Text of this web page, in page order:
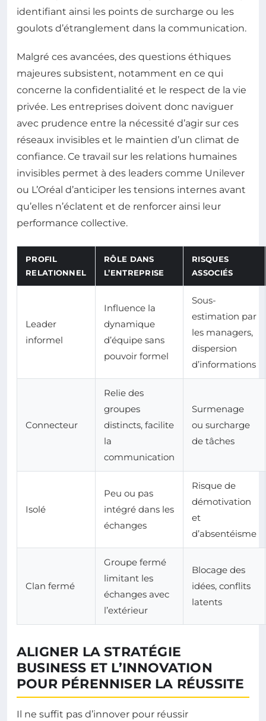
identifiant ainsi les points de surcharge ou les
goulots d’étranglement dans la communication.
Malgré ces avancées, des questions éthiques
majeures subsistent, notamment en ce qui
concerne la confidentialité et le respect de la vie
privée. Les entreprises doivent donc naviguer
avec prudence entre la nécessité d’agir sur ces
réseaux invisibles et le maintien d’un climat de
confiance. Ce travail sur les relations humaines
invisibles permet à des leaders comme Unilever
ou L’Oréal d’anticiper les tensions internes avant
qu’elles n’éclatent et de renforcer ainsi leur
performance collective.
PROFIL
RELATIONNEL
RÔLE DANS
L’ENTREPRISE
RISQUES
ASSOCIÉS
Leader
informel
Influence la
dynamique
d’équipe sans
pouvoir formel
Sous-
estimation par
les managers,
dispersion
d’informations
Connecteur
Relie des
groupes
distincts, facilite
la
communication
Surmenage
ou surcharge
de tâches
Isolé
Peu ou pas
intégré dans les
échanges
Risque de
démotivation
et
d’absentéisme
Clan fermé
Groupe fermé
limitant les
échanges avec
l’extérieur
Blocage des
idées, conflits
latents
ALIGNER LA STRATÉGIE
BUSINESS ET L’INNOVATION
POUR PÉRENNISER LA RÉUSSITE
Il ne suffit pas d’innover pour réussir